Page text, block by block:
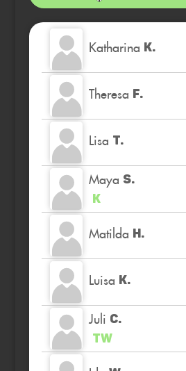
Katharina K.
Theresa F.
Lisa T.
Maya S.
K
Matilda H.
Luisa K.
Juli C.
TW